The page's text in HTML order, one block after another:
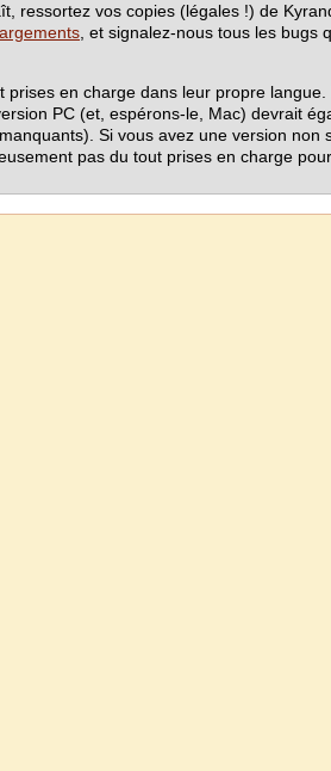
ressortez vos copies (légales !) de
, et signalez-nous tous les bugs
en charge dans leur propre
PC (et, espérons-le, Mac) devrait
Si vous avez une version
pas du tout prises en charge